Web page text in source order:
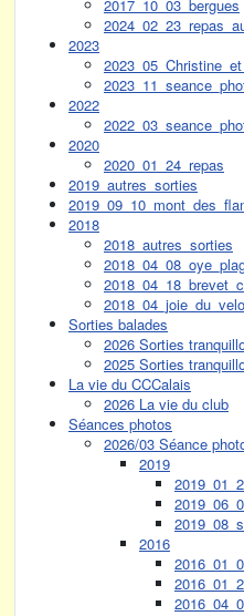
2017_10_03_bergues
2023
2022
2020
2020_01_24_repas
2019_autres_sorties
2018
2018_autres_sorties
2018_04_joie_du_velo
Sorties balades
2026 Sorties
2025 Sorties
La vie du CCCalais
2026 La vie du club
Séances photos
2026/03 Séance
2019
2016